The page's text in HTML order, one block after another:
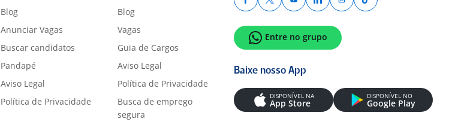
Blog
Anunciar Vagas
Buscar candidatos
Pandapé
Aviso Legal
Política de Privacidade
Blog
Vagas
Guia de Cargos
Aviso Legal
Política de Privacidade
Busca de emprego
segura
Entre no grupo
Baixe nosso App
DISPONÍVEL NA
App Store
DISPONÍVEL NO
Google Play